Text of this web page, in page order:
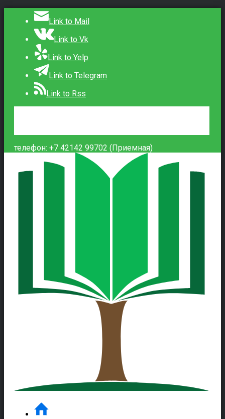
Link to Mail
Link to Vk
Link to Yelp
Link to Telegram
Link to Rss
телефон: +7 42142 99702 (Приемная)